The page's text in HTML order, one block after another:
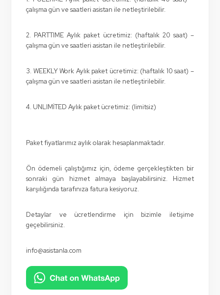
çalışma gün ve saatleri asistan ile netleştirilebilir.
2. PARTTIME Aylık paket ücretimiz: (haftalık 20 saat) –
çalışma gün ve saatleri asistan ile netleştirilebilir.
3. WEEKLY Work Aylık paket ücretimiz: (haftalık 10 saat) –
çalışma gün ve saatleri asistan ile netleştirilebilir.
4. UNLIMİTED Aylık paket ücretimiz: (limitsiz)
Paket fiyatlarımız aylık olarak hesaplanmaktadır.
Ön ödemeli çalıştığımız için, ödeme gerçekleştikten bir
sonraki gün hizmet almaya başlayabilirsiniz. Hizmet
karşılığında tarafınıza fatura kesiyoruz.
Detaylar ve ücretlendirme için bizimle iletişime
geçebilirsiniz.
info@asistanla.com